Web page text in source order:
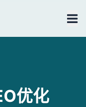
优化